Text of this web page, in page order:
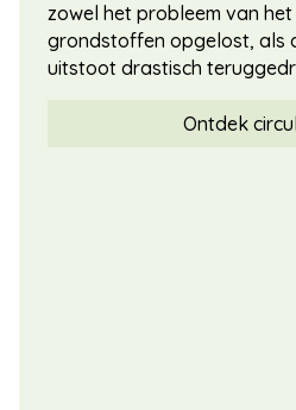
zowel het probleem van
grondstoffen opgelost, als
uitstoot drastisch
Ontdek